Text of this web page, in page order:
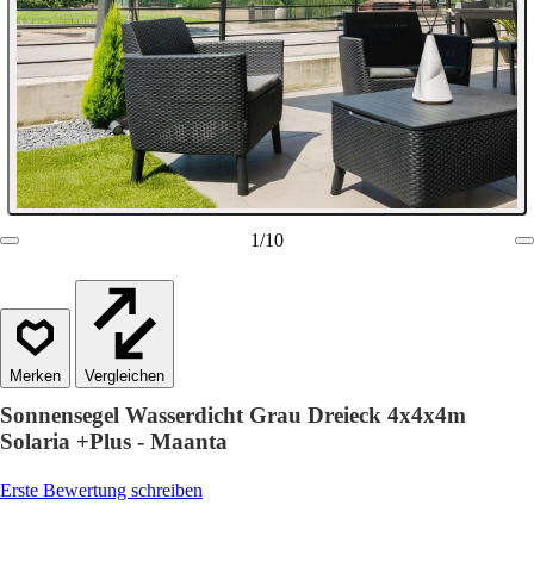
1/10
Vergleichen
Sonnensegel Wasserdicht Grau Dreieck 4x4x4m
Solaria +Plus - Maanta
Erste Bewertung schreiben